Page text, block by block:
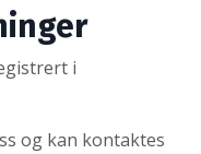
i
og kan kontaktes